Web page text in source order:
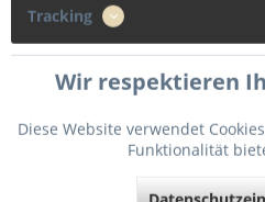
Verfügbare Varianten
Tracking
Wir respektieren
Diese Website verwendet
Funktionalität